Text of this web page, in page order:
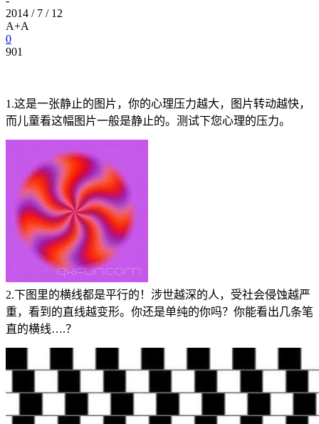
2014 / 7 / 12
A+A
0
901
1.这是一张静止的图片，你的心理压力越大，图片转动越快，
而儿童看这幅图片一般是静止的。测试下您心理的压力。
2.下图里的横线都是平行的！涉世越深的人，受社会侵蚀越严
重，看到的直线越变形。你还是单纯的你吗？你能看出几条笔
直的横线….？